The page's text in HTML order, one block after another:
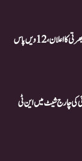
IOCL میں 433 اپرنٹس آسامیوں پر بھرتی کا اعلان، 12ویں پاس
بی آئی کی چارج شیٹ میں این ٹی